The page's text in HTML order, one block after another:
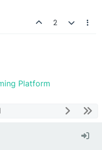
2
Platform